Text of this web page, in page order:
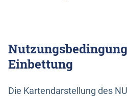
Einbettung
Die Kartendarstellung des